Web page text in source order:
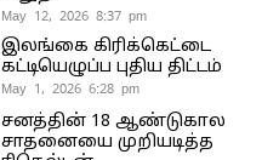
May 12, 2026 8:37 pm
இலங்கை கிரிக்கெட்டை
கட்டியெழுப்ப புதிய திட்டம்
May 1, 2026 6:28 pm
சனத்தின் 18 ஆண்டுகால
சாதனையை முறியடித்த